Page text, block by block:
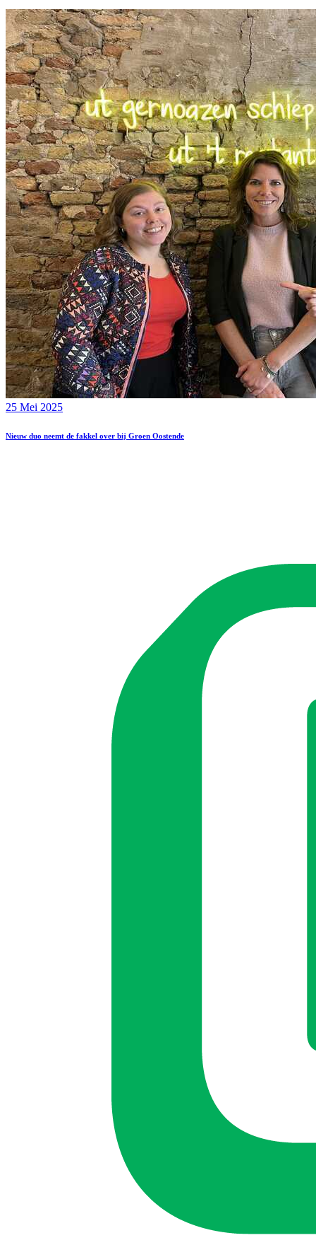
25 Mei 2025
Nieuw duo neemt de fakkel over bij Groen Oostende